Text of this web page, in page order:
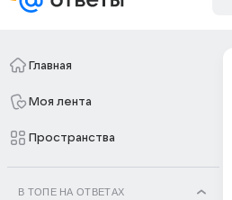
Главная
Моя лента
Пространства
В ТОПЕ НА ОТВЕТАХ